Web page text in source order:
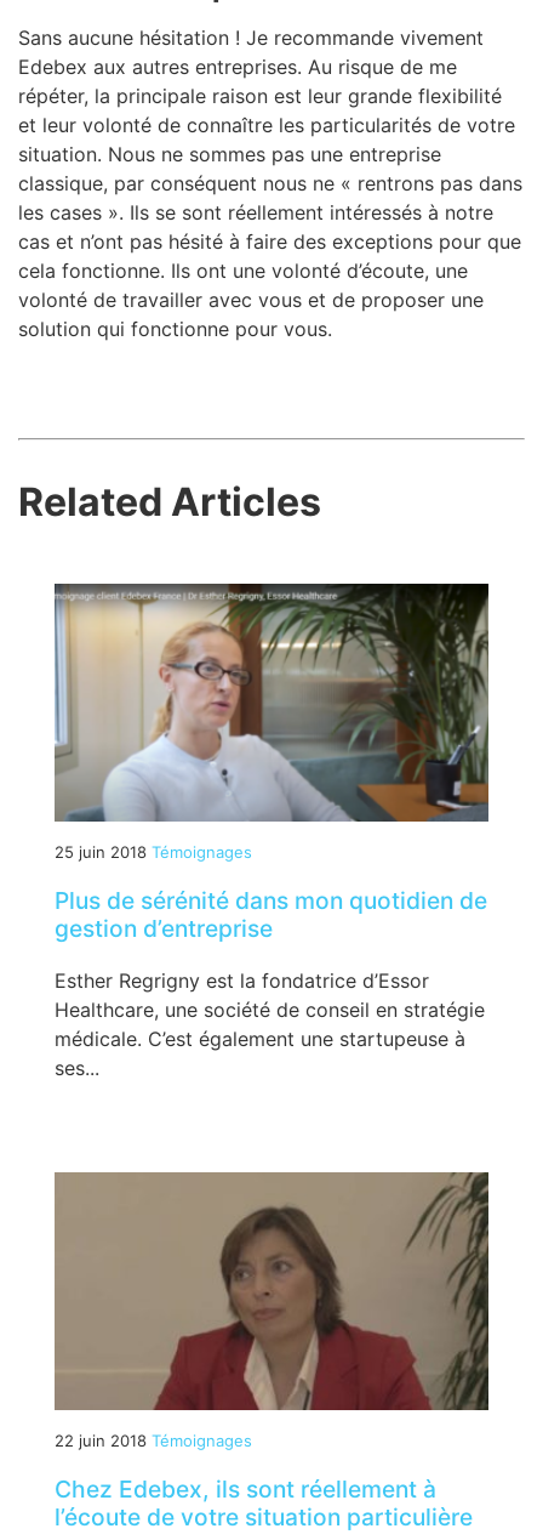
Sans aucune hésitation ! Je recommande vivement
Edebex aux autres entreprises. Au risque de me
répéter, la principale raison est leur grande flexibilité
et leur volonté de connaître les particularités de votre
situation. Nous ne sommes pas une entreprise
classique, par conséquent nous ne « rentrons pas dans
les cases ». Ils se sont réellement intéressés à notre
cas et n’ont pas hésité à faire des exceptions pour que
cela fonctionne. Ils ont une volonté d’écoute, une
volonté de travailler avec vous et de proposer une
solution qui fonctionne pour vous.
Related Articles
25 juin 2018 Témoignages
Plus de sérénité dans mon quotidien de
gestion d’entreprise
Esther Regrigny est la fondatrice d’Essor
Healthcare, une société de conseil en stratégie
médicale. C’est également une startupeuse à
ses...
22 juin 2018 Témoignages
Chez Edebex, ils sont réellement à
l’écoute de votre situation particulière